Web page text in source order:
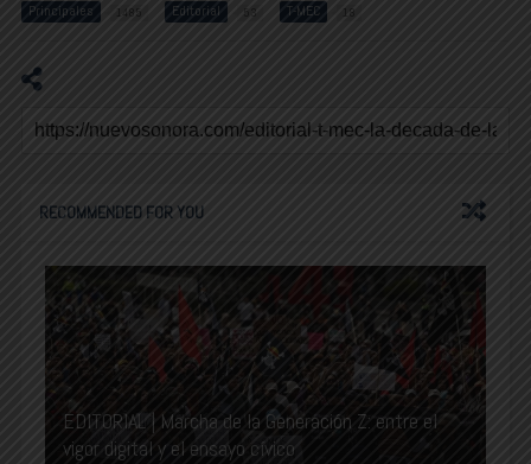
Principales 1485 Editorial 53 T-MEC 18
RECOMMENDED FOR YOU
EDITORIAL | Marcha de la Generación Z: entre el
vigor digital y el ensayo cívico